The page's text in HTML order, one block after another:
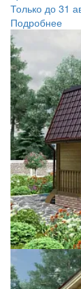
Только до 31
Подробнее